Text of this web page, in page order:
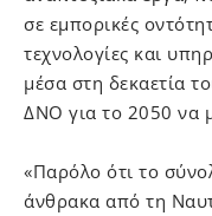
σε εμπορικές
τεχνολογίες και
μέσα στη δεκαετία
ΔΝΟ για το 2050 να
«Παρόλο ότι το
άνθρακα από τη